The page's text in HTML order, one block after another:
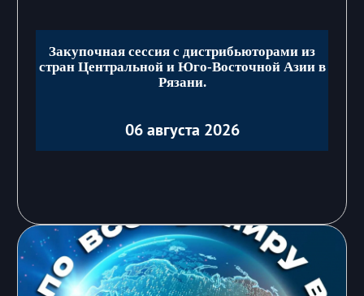
Закупочная сессия с дистрибьюторами из
стран Центральной и Юго-Восточной Азии в
Рязани.
06 августа 2026